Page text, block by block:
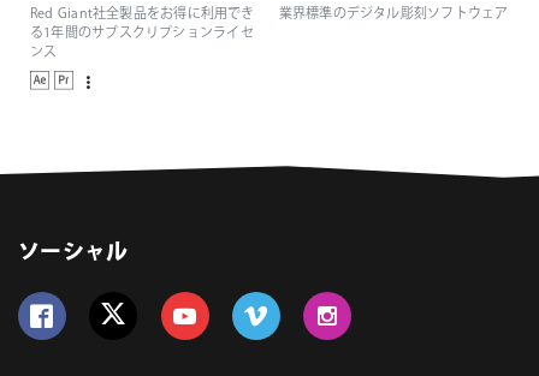
Red Giant社全製品をお得に利用でき
る1年間のサブスクリプションライセ
ンス
業界標準のデジタル彫刻ソフトウェア
ソーシャル